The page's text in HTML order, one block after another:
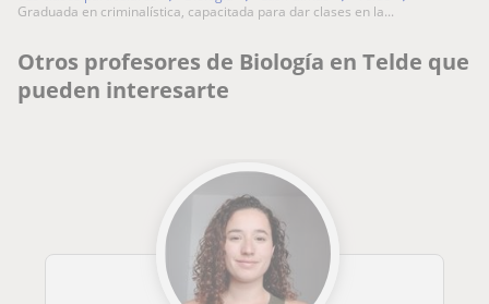
graduada en criminalística, capacitada para dar clases en la...
Otros profesores de Biología en Telde que
pueden interesarte